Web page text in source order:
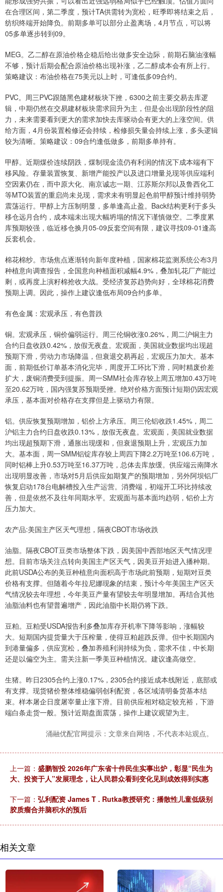
在合理区间，第二季度，预计TA供需转为宽松，旺季即将结束之后，
纺织终端开始降负。前期多单可以部分止盈离场，4月节点，可以将
05多单逐步转到09。
MEG。乙二醇在原油价格企稳后给出做多安全边际，前期石脑油涨幅
不够，预计后期会配合原油价格出现补涨，乙二醇成本会有所上行。
策略建议：布油价格在75美元以上时，可逢低多09合约。
PVC。周三PVC跟随黑色建材板块下挫，6300之前主要交易去库逻
辑，中期仍然在交易建材板块需求回升为主，但是会出现阶段性的阻
力，未来需要看到更大的需求加快去库驱动会有更大的上涨空间。供
给方面，4月份装置检修还会持续，检修损失量会持续上涨，多头逻辑
较为清晰。策略建议：09合约逢低做多，前期多单持有。
甲醇。近期煤价连续阴跌，煤制现金流仍有利润的情况下成本端有下
移风险。存量装置恢复、新增产能投产以及进口增量兑现等供应端利
空因素仍在，而中原大化、南京诚志一期、江苏斯尔邦以及鲁西化工
等MTO装置的重启尚未兑现，需求未有明显起色前甲醇预计维持弱势
震荡运行。甲醇上方压制明显，多单逢高止盈。Back结构更利于多头
移仓远月合约，成本端未出现大幅坍塌的情况下谨慎做空。二季度累
库预期较强，临近移仓换月05-09反套空间有限，建议寻找09-01逢高
反套机会。
棉花棉纱。市场焦点逐渐转向新年度种植，国家棉花监测系统公布3月
种植意向调查报告，全国意向种植面积减幅4.9%，叠加轧花厂产能过
剩，或再度上演籽棉抢收大战。受经济复苏趋势向好，全球棉花消费
预期上调。因此，操作上建议逢低布局09合约多单。
有色金属：宏观承压，有色普跌
铜。宏观承压，铜价偏弱运行。周三伦铜收涨0.26%，周二沪铜主力
合约日盘收跌0.42%，放假无夜盘。宏观面，美国就业数据均出现超
预期下滑，劳动力市场降温，但衰退交易再起，宏观压力加大。基本
面，前期低价订单基本消化完毕，周度开工环比下滑，同时精废价差
扩大，废铜消费受到提振。周一SMM社会库存较上周五增加0.43万吨
至20.62万吨，国内强复苏预期受挫。绝对价格方面预计短期仍因宏观
承压，基本面对价格存在支撑但是上驱动力有限。
铝。供应恢复预期增加，铝价上方承压。周三伦铝收跌1.45%，周二
沪铝主力合约日盘收跌0.13%，放假无夜盘。宏观面，美国就业数据
均出现超预期下滑，通胀出现缓和，但衰退预期上升，宏观压力加
大。基本面，周一SMM铝锭库存较上周四下降2.2万吨至106.6万吨，
同时铝棒上升0.53万吨至16.37万吨，总体去库放缓。供应端云南降水
出现明显改善，市场对5月后供应如期复产的预期增加，另外阿坝铝厂
恢复启动178台电解槽投入生产运营。消费端，初端开工环比持续改
善，但是依然不及往年同期水平。宏观面与基本面均趋弱，铝价上方
压力加大。
农产品:美国主产区天气理想，隔夜CBOT市场收跌
油脂。隔夜CBOT豆类市场整体下跌，因美国中西部地区天气情况理
想。目前市场关注点转向美国主产区天气，因美豆开始进入播种期。
此前USDA公布的美豆种植意向面积高于市场此前预期，短期对豆类
价格有支撑。但随着今年拉尼娜现象的结束，预计今年美国主产区天
气情况较去年理想，今年美豆产量有望较去年明显增加。再结合其他
油脂油料也有望普遍增产，因此油脂中长期仍将下跌。
豆粕。豆粕受USDA报告利多叠加库存开机率下降等影响，涨幅较
大。短期国内提货量大于压榨量，使得豆粕超跌反弹。但中长期国内
到港量偏多，供应宽松，叠加养殖利润持续为负，需求不佳，中长期
还是以偏空为主。需关注新一季美豆种植情况。建议逢高做空。
生猪。昨日2305合约上涨0.17%，2305合约接近成本线附近，底部或
有支撑。现货猪价整体维稳偏弱创利配资，各区域清明备货基本结
束。样本屠企日度屠宰量止涨下滑。目前供应相对稳定较充裕，下游
端白条走货一般。预计近期盘面震荡，操作上建议观望为主。
涌融优配官网提示：文章来自网络，不代表本站观点。
上一篇： 盛鹏智投 2026年广东省十件民生实事出炉，彰显“民生为
大、投资于人”发展理念，让人民群众看到变化见到成效得到实惠
下一篇： 弘利配资 James T . Rutka教授研究：播散性儿童低级别
胶质瘤合并脑积水的预后
相关文章